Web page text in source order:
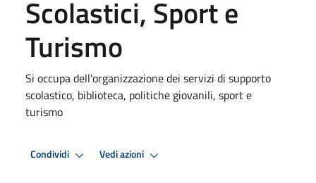
Scolastici, Sport e
Turismo
Si occupa dell'organizzazione dei servizi di supporto
scolastico, biblioteca, politiche giovanili, sport e
turismo
Condividi Vedi azioni